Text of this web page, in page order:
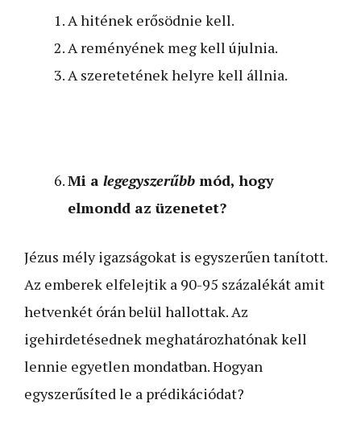
A hitének erősödnie kell.
A reményének meg kell újulnia.
A szeretetének helyre kell állnia.
Mi a legegyszerűbb mód, hogy
elmondd az üzenetet?
Jézus mély igazságokat is egyszerűen tanított.
Az emberek elfelejtik a 90-95 százalékát amit
hetvenkét órán belül hallottak. Az
igehirdetésednek meghatározhatónak kell
lennie egyetlen mondatban. Hogyan
egyszerűsíted le a prédikációdat?